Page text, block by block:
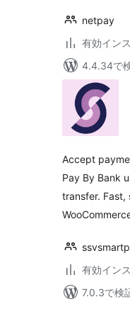
netpay
有効イン
4.4.34で
Accept
Pay By Bank
transfer. Fast,
有効イン
7.0.3で検